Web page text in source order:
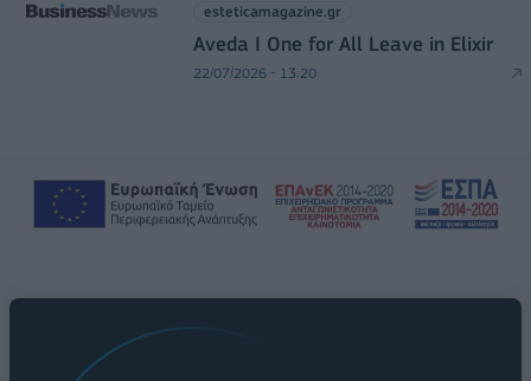
esteticamagazine.gr
Aveda I One for All Leave in Elixir
22/07/2026 - 13:20